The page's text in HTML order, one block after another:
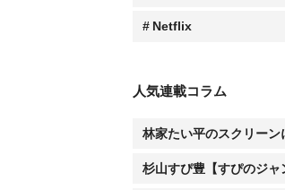
Netflix
人気連載コラム
林家たい平のスクリーン
杉山すぴ豊【すぴのジャ